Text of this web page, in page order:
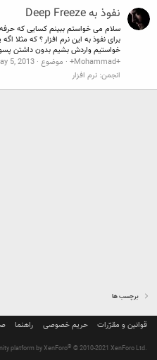
نفوذ به Deep Freeze
سلام می خواستم ببینم کسایی که حرفه
برای نفوذ به این نرم افزار ؟ که مثلا
خواستیم واردش بشیم بدون داشتن
+Mohammad+ موضوع 5, 2013
انجمن: نرم افزار
برچسب ها
قوانین و مقرّرات حریم خصوصی راهنما
platform by XenForo® © 2010-2021 XenForo Ltd.